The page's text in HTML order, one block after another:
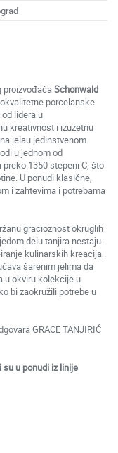
proizvođačaSchonwald
porcelanske
lidera u
kreativnost i izuzetnu
jelau jedinstvenom
u jednom od
1350 stepeni C, što
U ponudi klasične,
i zahtevima i potrebama
gracioznost okruglih
delu tanjira nestaju.
kulinarskih kreacija .
šarenim jelima da
u okviru kolekcije u
bi zaokružili potrebe u
GRACE TANJIRIĆ
u ponudi iz linije